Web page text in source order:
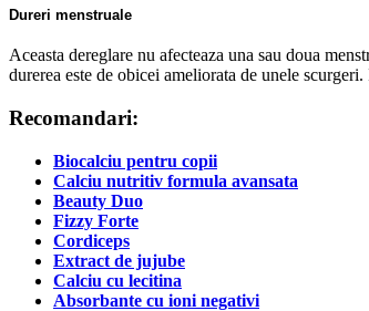
Dureri menstruale
Aceasta dereglare nu afecteaza una sau doua
durerea este de obicei ameliorata de unele
Recomandari:
Biocalciu pentru copii
Calciu nutritiv formula avansata
Beauty Duo
Fizzy Forte
Cordiceps
Extract de jujube
Calciu cu lecitina
Absorbante cu ioni negativi